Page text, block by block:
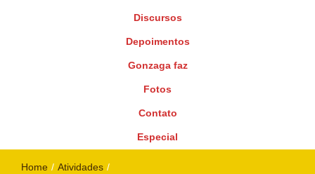
Discursos
Depoimentos
Gonzaga faz
Fotos
Contato
Especial
Home / Atividades /